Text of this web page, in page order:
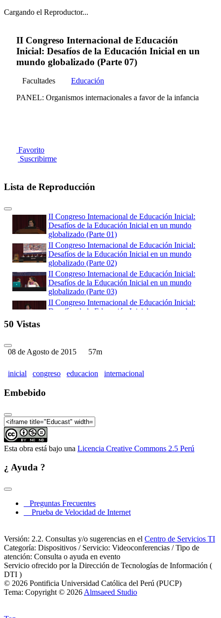
Cargando el Reproductor...
II Congreso Internacional de Educación
Inicial: Desafíos de la Educación Inicial en un
mundo globalizado (Parte 07)
Facultades
Educación
PANEL: Organismos internacionales a favor de la infancia
Favorito
Suscribirme
Lista de Reproducción
II Congreso Internacional de Educación Inicial:
Desafíos de la Educación Inicial en un mundo
globalizado (Parte 01)
II Congreso Internacional de Educación Inicial:
Desafíos de la Educación Inicial en un mundo
globalizado (Parte 02)
II Congreso Internacional de Educación Inicial:
Desafíos de la Educación Inicial en un mundo
globalizado (Parte 03)
II Congreso Internacional de Educación Inicial:
Desafíos de la Educación Inicial en un mundo
globalizado (Parte 05)
globalizado (Parte 06)
II Congreso Internacional de Educación Inicial:
Desafíos de la Educación Inicial en un mundo
II Congreso Internacional de Educación Inicial:
Desafíos de la Educación Inicial en un mundo
50 Vistas
08 de Agosto de 2015 57m
inicial congreso educacion internacional
Embebido
Esta obra está bajo una Licencia Creative Commons 2.5 Perú
¿ Ayuda ?
Preguntas Frecuentes
Prueba de Velocidad de Internet
Versión: 2.2. Consultas y/o sugerencias en el Centro de Servicios TI
Categoría: Dispositivos / Servicio: Videoconferencias / Tipo de
atención: Consulta o ayuda en evento
Servicio ofrecido por la Dirección de Tecnologías de Información (
DTI )
© 2026 Pontificia Universidad Católica del Perú (PUCP)
Tema: Copyright © 2026 Almsaeed Studio